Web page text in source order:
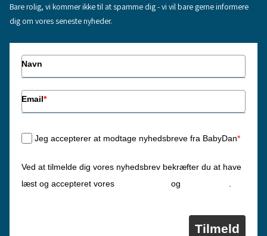
Bare rolig, vi kommer ikke til at spamme dig - vi vil bare gerne informere
dig om vores seneste nyheder.
Navn
Email*
Jeg accepterer at modtage nyhedsbreve fra BabyDan*
Ved at tilmelde dig vores nyhedsbrev bekræfter du at have
læst og accepteret vores
og
Tilmeld